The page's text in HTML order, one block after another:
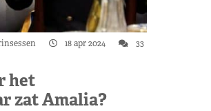
18 apr 2024
33
het
zat Amalia?